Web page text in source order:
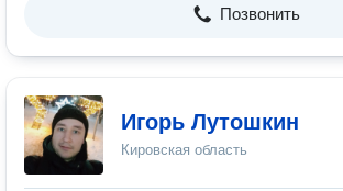
Позвонить
Игорь Лутошкин
Кировская область